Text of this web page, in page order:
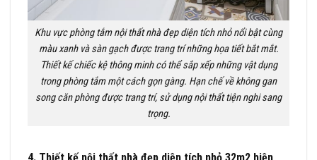
Khu vực phòng tắm nội thất nhà đẹp diện tích nhỏ nổi bật cùng
màu xanh và sàn gạch được trang trí những họa tiết bắt mắt.
Thiết kế chiếc kệ thông minh có thể sắp xếp những vật dụng
trong phòng tắm một cách gọn gàng. Hạn chế về không gan
song căn phòng được trang trí, sử dụng nội thất tiện nghi sang
trọng.
4. Thiết kế nội thất nhà đẹp diện tích nhỏ 32m2 hiện